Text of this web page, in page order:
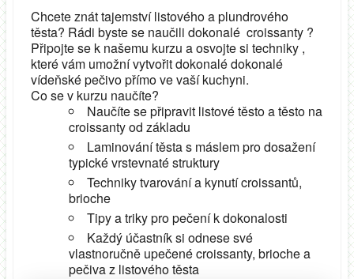
Chcete znát tajemství listového a plundrového
těsta? Rádi byste se naučili dokonalé croissanty ?
Připojte se k našemu kurzu a osvojte si techniky ,
které vám umožní vytvořit dokonalé dokonalé
vídeňské pečivo přímo ve vaší kuchyni.
Co se v kurzu naučíte?
Naučíte se připravit listové těsto a těsto na
croissanty od základu
Laminování těsta s máslem pro dosažení
typické vrstevnaté struktury
Techniky tvarování a kynutí croissantů,
brioche
Tipy a triky pro pečení k dokonalosti
Každý účastník si odnese své
vlastnoručně upečené croissanty, brioche a
pečiva z listového těsta